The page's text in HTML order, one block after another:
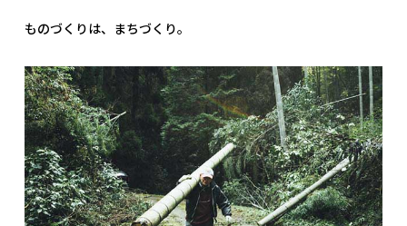
ものづくりは、まちづくり。